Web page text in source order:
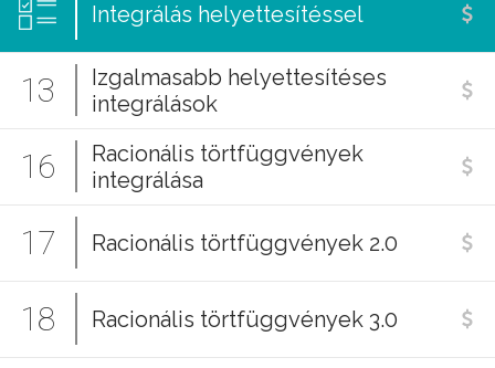
Integrálás helyettesítéssel
13
Izgalmasabb helyettesítéses
integrálások
16
Racionális törtfüggvények
integrálása
17 Racionális törtfüggvények 2.0
18 Racionális törtfüggvények 3.0